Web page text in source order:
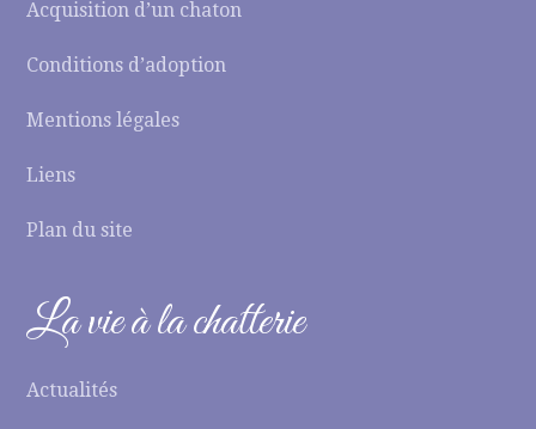
Acquisition d’un chaton
Conditions d’adoption
Mentions légales
Liens
Plan du site
La vie à la chatterie
Actualités